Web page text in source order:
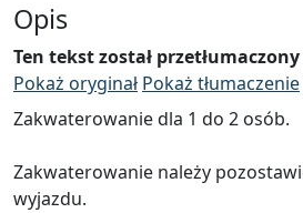
Opis
Ten tekst został
Pokaż oryginał Pokaż tłumaczenie
Zakwaterowanie dla 1 do 2 osób.
Zakwaterowanie należy
wyjazdu.